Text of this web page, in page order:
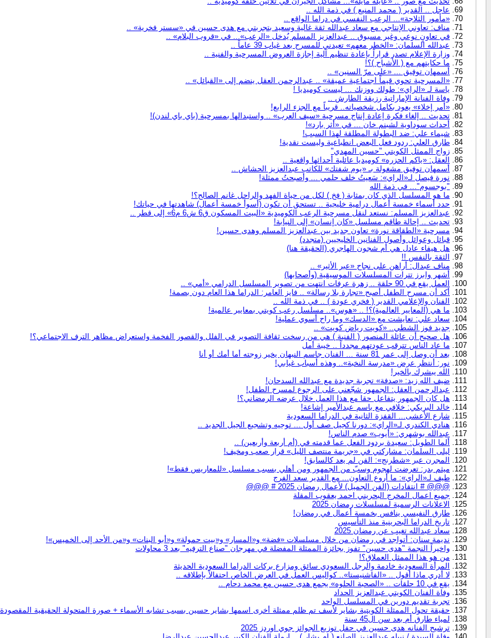
عاجل .. القدير ( محمد المنيع ) في ذمة الله ..
«مأمور الثلاجة»... الرعب النفسي في دراما الواقع ..
مناف: تعاوني الإنتاجي مع سعاد عبدالله ثقة غالية وسعيد بتجربتي مع هدى حسين في «سستر فخرية» ..
في تعاونٍ نوعي وغير مسبوق .. عبدالعزيز المسلم يُدخل «الرعب»... في «قروب البلام» ..
عبدالله السلمان: «الخطر معهم» تعيدني للمسرح بعد غياب 39 عاماً ..
وزارة الإعلام تصدر قراراً بإعادة تنظيم آلية إجازة العروض المسرحية والفنية ..
ما حكايتهم مع ( الأشباح )؟!
أسمهان توفيق ... «على مرّ السنين» ..
«المسرحية تحوي قيماً اجتماعية عميقة» .. عبدالرحمن العقل ينضم إلى «القبائل» ..
ياسة لـ «الراي»: طولك ووزنك ... ليست كوميديا !
وفاة الفنانة الإماراتية رزيقة الطارش ..
«أمر إخلاء» يعود بكامل شخصياته.. قريباً مع الجزء الرابع!
تحديث .. إلغاء فكرة إعادة إنتاج مسرحية «سيف العرب» .. واستبدالها بمسرحية (باي باي لندن)!
أحداث سوداوية لشبنم خان ... في «أثر بارد»!
شيماء علي: ضد البطولة المطلقة لهذا السبب!
طارق العلي: ردود فعل البعض انطباعية وليست نقدية!
زواج الممثل الكويتي "حسين المهدي"
العقل: «ياكم الحزره» كوميديا عائلية أحداثها واقعية ..
أسمهان توفيق مشغولة بـ «يوم شفتك» للكاتب عبدالعزيز الحشاش ..
نورة فيصل لـ«الراي»: سَعيتُ خلف حلمي ... وأصبحتُ ممثلة!
"بوجسوم"... في ذمة الله
ما هو المسلسل الذي كان بمثابة ( فخ ) لكل من حياة الفهد والراحل غانم الصالح؟!
حدد أسماء خمسة أعمال درامية خليجية .. تستحق أن تكون (أسوأ خمسة أعمال) شاهدتها في حياتك!
عبدالعزيز المسلم: نستعد لنقل مسرحية الرعب الكوميدية «البيت المسكون ق6 ش6 م6» إلى قطر ..
تحديث .. إحالة طاقم مسلسل «كان إنسان» إلى النيابة!
مسرحية «الطقاقة نورة» تعاون جديد بين عبدالعزيز المسلم وهدى حسين!
قبائل وعوائل وأصول الفنانين الخليجيين (متجدد)
هل هيفاء عادل هي أم شجون الهاجري (الحقيقة هنا)
الثقة بالنفس !!
مناف عبدال: أراهن على نجاح «عبر الأثير» ..
أشهر وابرز تترات المسلسلات الموسيقية (وأصحابها)
العمل يقع في 90 حلقة .. زهرة عرفات انتهت من تصوير المسلسل الدرامي «أمي» ..
أكد أن مسرح الطفل أصبح «تجارة بلا رسالة» .. فايز العامر: الدراما هذا العام دون بصمة!
الفنان والإعلامي القدير ( فخري عودة ) .. في ذمة الله ..
ما هي (المعايير العالمية)؟! .. «هوس».. مسلسل رعب كويتي بمعايير عالمية!
سعاد علي: تعايشت مع «الدسك» وما راح أسوي عملية!
جديد فوز الشطي.. «كويت رياض كويت» ..
هل صحيح أن عائلة المنصور ( الفنية ) هي من رسخت ثقافة التصوير في الفلل والقصور الفخمة واستعراض مظاهر الترف الاجتماعي؟!
ما عاد الناس تترقب عودتهم مجدداً .. خيبة أمل
بعد أن وصل إلى عمر 81 سنة ... الفنان جاسم النبهان يخير زوجته أما أمك أو أنا
نور: أنتظر عرض «مدرسة النخبة».. وهذه أسباب غيابي!
الله يبشرك بالخير!
ضيف الله زيد: «صدفة» تجربة جديدة مع عبدالله السدحان!
عبدالرحمن العقل: الجمهور شجّعني على الرجوع لمسرح الطفل!
هل كان الجمهور يتفاعل حقا مع هذا العمل خلال عرضه الرمضاني؟!
خالد البريكي: خلافي مع باسم عبدالأمير إشاعة!
شارع الأعشى... القفزة الثانية في الدراما السعودية
هنادي الكندري لـ«الراي»: دورنا كجيل صف أول ... توجيه وتشجيع الجيل الجديد ..
عبدالله بوشهري: «أيوب» صدم الناس!
ألما الطويل: سعيدة بردود الفعل عما قدمته في (أم أربعة وأربعين) ..
ليلى السلمان: مشاركتي في «جريمة منتصف الليل» قرار صعب ومخيف!
المجرن عبر «شطرنج»: الفن لم يعد كالسابق!
ميثم بدر: تعرضت لهجوم وسبّ من الجمهور ومن أهلي بسبب مسلسل «للمعاريس فقط»!
طيف لـ«الراي»: ما أروع التعاون... مع القدير سعد الفرج
@@@ # انتقادات (الفن الجميل) لأعمال رمضان 2025 # @@@
جميع اعمال المخرج البحريني احمد يعقوب المقلة
الاعلانات الرسمية لمسلسلات رمضان 2025
طارق النفيسي ينافس بخمسة أعمال في رمضان!
تاريخ الدراما البحرينية منذ التأسيس
سعاد عبدالله تغيب عن رمضان 2025
نديمة سنان: أتواجد في رمضان من خلال مسلسلات «فضة» و«المسار» و«بيت حمولة» و«أبو البنات» و«من الأحد إلى الخميس»!
واخيراً النجمة "هدى حسين" تفوز بجائزة الممثلة المفضلة في مهرجان "صناع الترفيه" بعد 3 محاولات
من هو هذا الممثل العملاق؟!
المرأة السعودية خادمة والرجل السعودي سائق ومزارع بركات الدراما السعودية الحديثة
لا أدري ماذا أقول .. «الفاشنيستا».. كواليس العمل في العرض الخاص احتفالاً بإطلاقه ..
يقع في 10 حلقات .. «الصحبة الحلوه» يجمع هدى حسين مع محمد دحام ..
وفاة الفنان الكويتي عبدالعزيز الحداد
تجربة تقديم دورين في المسلسل الواحد
حقيقة تحول الممثلة الكويتية بشاير لأسف تم ظلم ممثلة أخرى اسمها بشاير حسين بسبب تشابه الأسماء + صورة المتحولة الحقيقية المقصودة
لمياء طارق أم بعد سن ال45 سنة
ترشيح الفنانه هدى حسين في حفل توزيع الجوائز جوي اوردز 2025